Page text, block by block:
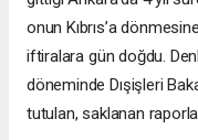
onun Kıbrıs’a
iftiralara gün doğdu.
döneminde Dışişleri
tutulan, saklanan